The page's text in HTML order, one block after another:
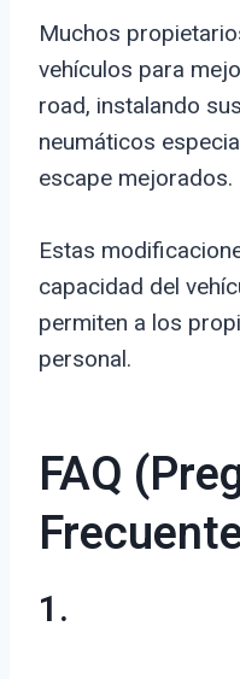
Muchos
vehículos para
road, instalando
neumáticos
escape mejorados.
Estas
capacidad del
permiten a los
personal.
FAQ
1.